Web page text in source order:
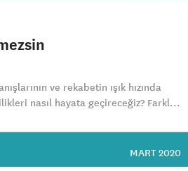
ve rekabetin ışık hızında
nasıl hayata geçireceğiz? Farkl...
MART 2020